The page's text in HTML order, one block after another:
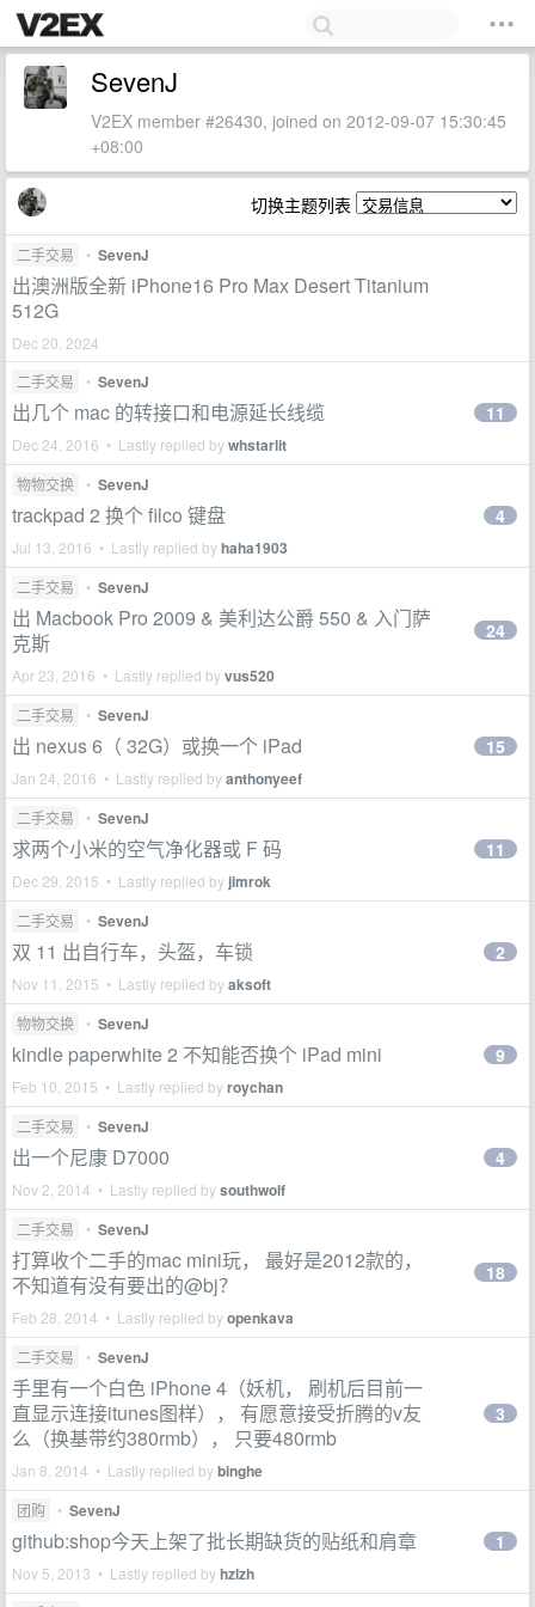
SevenJ
V2EX member #26430, joined on 2012-09-07 15:30:45
+08:00
切换主题列表
二手交易 • SevenJ
出澳洲版全新 iPhone16 Pro Max Desert Titanium
512G
Dec 20, 2024
二手交易
• SevenJ
出几个 mac 的转接口和电源延长线缆
Dec 24, 2016 • Lastly replied bywhstarlit
11
物物交换 • SevenJ
trackpad 2 换个 filco 键盘
Jul 13, 2016 • Lastly replied byhaha1903
4
二手交易 • SevenJ
出 Macbook Pro 2009 & 美利达公爵 550 & 入门萨
克斯
Apr 23, 2016 • Lastly replied byvus520
24
二手交易 • SevenJ
出 nexus 6（ 32G）或换一个 iPad
Jan 24, 2016 • Lastly replied byanthonyeef
15
二手交易 • SevenJ
求两个小米的空气净化器或 F 码
Dec 29, 2015 • Lastly replied by jimrok
11
二手交易 • SevenJ
双 11 出自行车，头盔，车锁
Nov 11, 2015 • Lastly replied byaksoft
2
物物交换 • SevenJ
kindle paperwhite 2 不知能否换个 iPad mini
Feb 10, 2015 • Lastly replied byroychan
9
二手交易 • SevenJ
出一个尼康 D7000
Nov 2, 2014 • Lastly replied bysouthwolf
4
二手交易 • SevenJ
打算收个二手的mac mini玩， 最好是2012款的，
不知道有没有要出的@bj？
Feb 28, 2014 • Lastly replied byopenkava
18
二手交易 • SevenJ
手里有一个白色 iPhone 4（妖机， 刷机后目前一
直显示连接itunes图样）， 有愿意接受折腾的v友
么（换基带约380rmb）， 只要480rmb
Jan 8, 2014 • Lastly replied bybinghe
3
团购 • SevenJ
github:shop今天上架了批长期缺货的贴纸和肩章
Nov 5, 2013 • Lastly replied byhzlzh
1